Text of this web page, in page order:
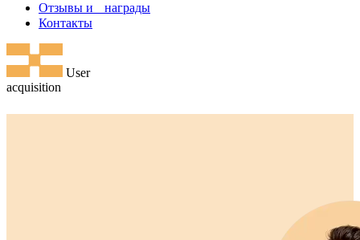
Отзывы и награды
Контакты
User
аcquisition